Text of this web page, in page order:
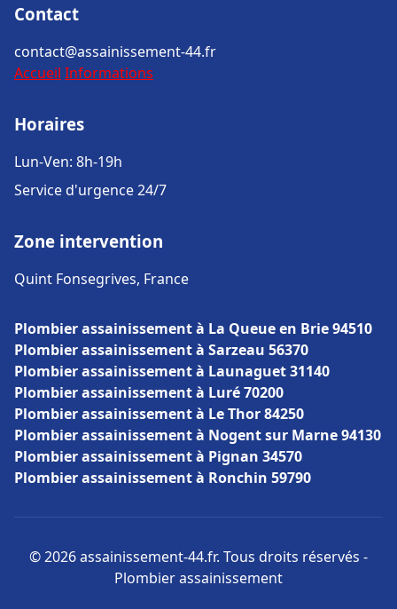
Contact
contact@assainissement-44.fr
Accueil Informations
Horaires
Lun-Ven: 8h-19h
Service d'urgence 24/7
Zone intervention
Quint Fonsegrives, France
Plombier assainissement à La Queue en Brie 94510
Plombier assainissement à Sarzeau 56370
Plombier assainissement à Launaguet 31140
Plombier assainissement à Luré 70200
Plombier assainissement à Le Thor 84250
Plombier assainissement à Nogent sur Marne 94130
Plombier assainissement à Pignan 34570
Plombier assainissement à Ronchin 59790
© 2026 assainissement-44.fr. Tous droits réservés -
Plombier assainissement